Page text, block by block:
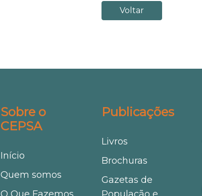
Voltar
Sobre o
CEPSA
Início
Quem somos
Publicações
Livros
Brochuras
Gazetas de